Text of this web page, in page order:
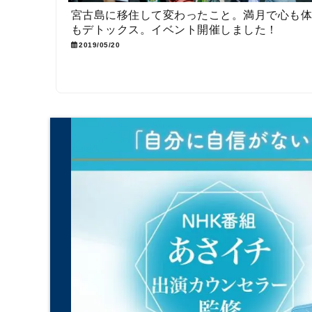
宮古島に移住して変わったこと。満月で心も体
もデトックス。イベント開催しました！
2019/05/20